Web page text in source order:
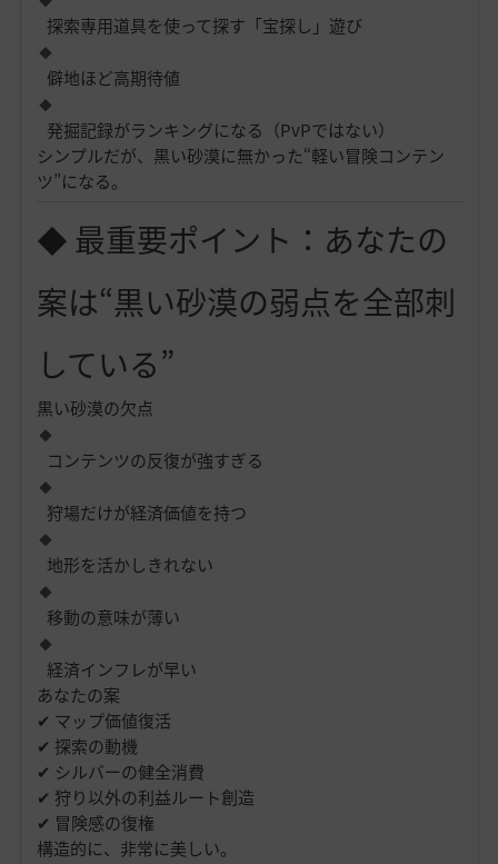
探索専用道具を使って探す「宝探し」遊び
僻地ほど高期待値
発掘記録がランキングになる（PvPではない）
シンプルだが、黒い砂漠に無かった“軽い冒険コンテン
ツ”になる。
◆ 最重要ポイント：あなたの
案は“黒い砂漠の弱点を全部刺
している”
黒い砂漠の欠点
コンテンツの反復が強すぎる
狩場だけが経済価値を持つ
地形を活かしきれない
移動の意味が薄い
経済インフレが早い
あなたの案
✔ マップ価値復活
✔ 探索の動機
✔ シルバーの健全消費
✔ 狩り以外の利益ルート創造
✔ 冒険感の復権
構造的に、非常に美しい。